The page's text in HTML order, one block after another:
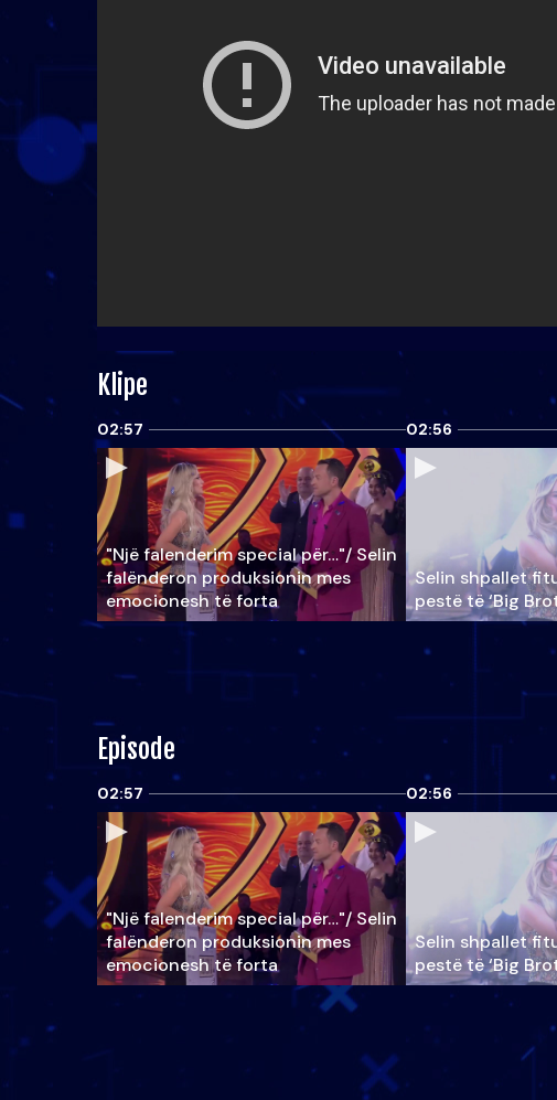
Klipe
02:57
"Një falenderim special për…"/ Selin
falënderon produksionin mes
emocionesh të forta
02:56
Selin shpallet
pestë të ‘Big
Episode
02:57
"Një falenderim special për…"/ Selin
falënderon produksionin mes
emocionesh të forta
02:56
Selin shpallet
pestë të ‘Big